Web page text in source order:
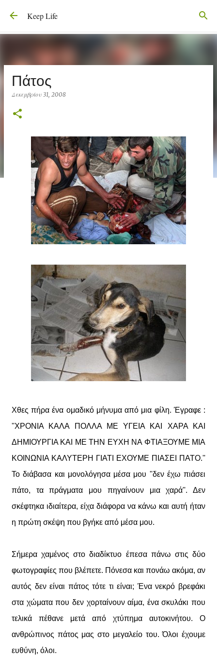
Μετάβαση στο κύριο περιεχόμενο
Keep Life
Πάτος
Δεκεμβρίου 31, 2008
Χθες πήρα ένα ομαδικό μήνυμα από μια φίλη. Έγραφε :
''ΧΡΟΝΙΑ ΚΑΛΑ ΠΟΛΛΑ ΜΕ ΥΓΕΙΑ ΚΑΙ ΧΑΡΑ ΚΑΙ
ΔΗΜΙΟΥΡΓΙΑ ΚΑΙ ΜΕ ΤΗΝ ΕΥΧΗ ΝΑ ΦΤΙΑΞΟΥΜΕ ΜΙΑ
ΚΟΙΝΩΝΙΑ ΚΑΛΥΤΕΡΗ ΓΙΑΤΙ ΕΧΟΥΜΕ ΠΙΑΣΕΙ ΠΑΤΟ.''
Το διάβασα και μονολόγησα μέσα μου ''δεν έχω πιάσει
πάτο, τα πράγματα μου πηγαίνουν μια χαρά''. Δεν
σκέφτηκα ιδιαίτερα, είχα διάφορα να κάνω και αυτή ήταν
η πρώτη σκέψη που βγήκε από μέσα μου.
Σήμερα χαμένος στο διαδίκτυο έπεσα πάνω στις δύο
φωτογραφίες που βλέπετε. Πόνεσα και πονάω ακόμα, αν
αυτός δεν είναι πάτος τότε τι είναι; Ένα νεκρό βρεφάκι
στα χώματα που δεν χορταίνουν αίμα, ένα σκυλάκι που
τελικά πέθανε μετά από χτύπημα αυτοκινήτου. Ο
ανθρώπινος πάτος μας στο μεγαλείο του. Όλοι έχουμε
ευθύνη, όλοι.